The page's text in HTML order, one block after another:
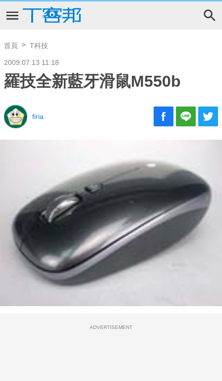
首頁 T科技
2009.07.13 11:18
羅技全新藍牙滑鼠M550b
firia
ADVERTISEMENT